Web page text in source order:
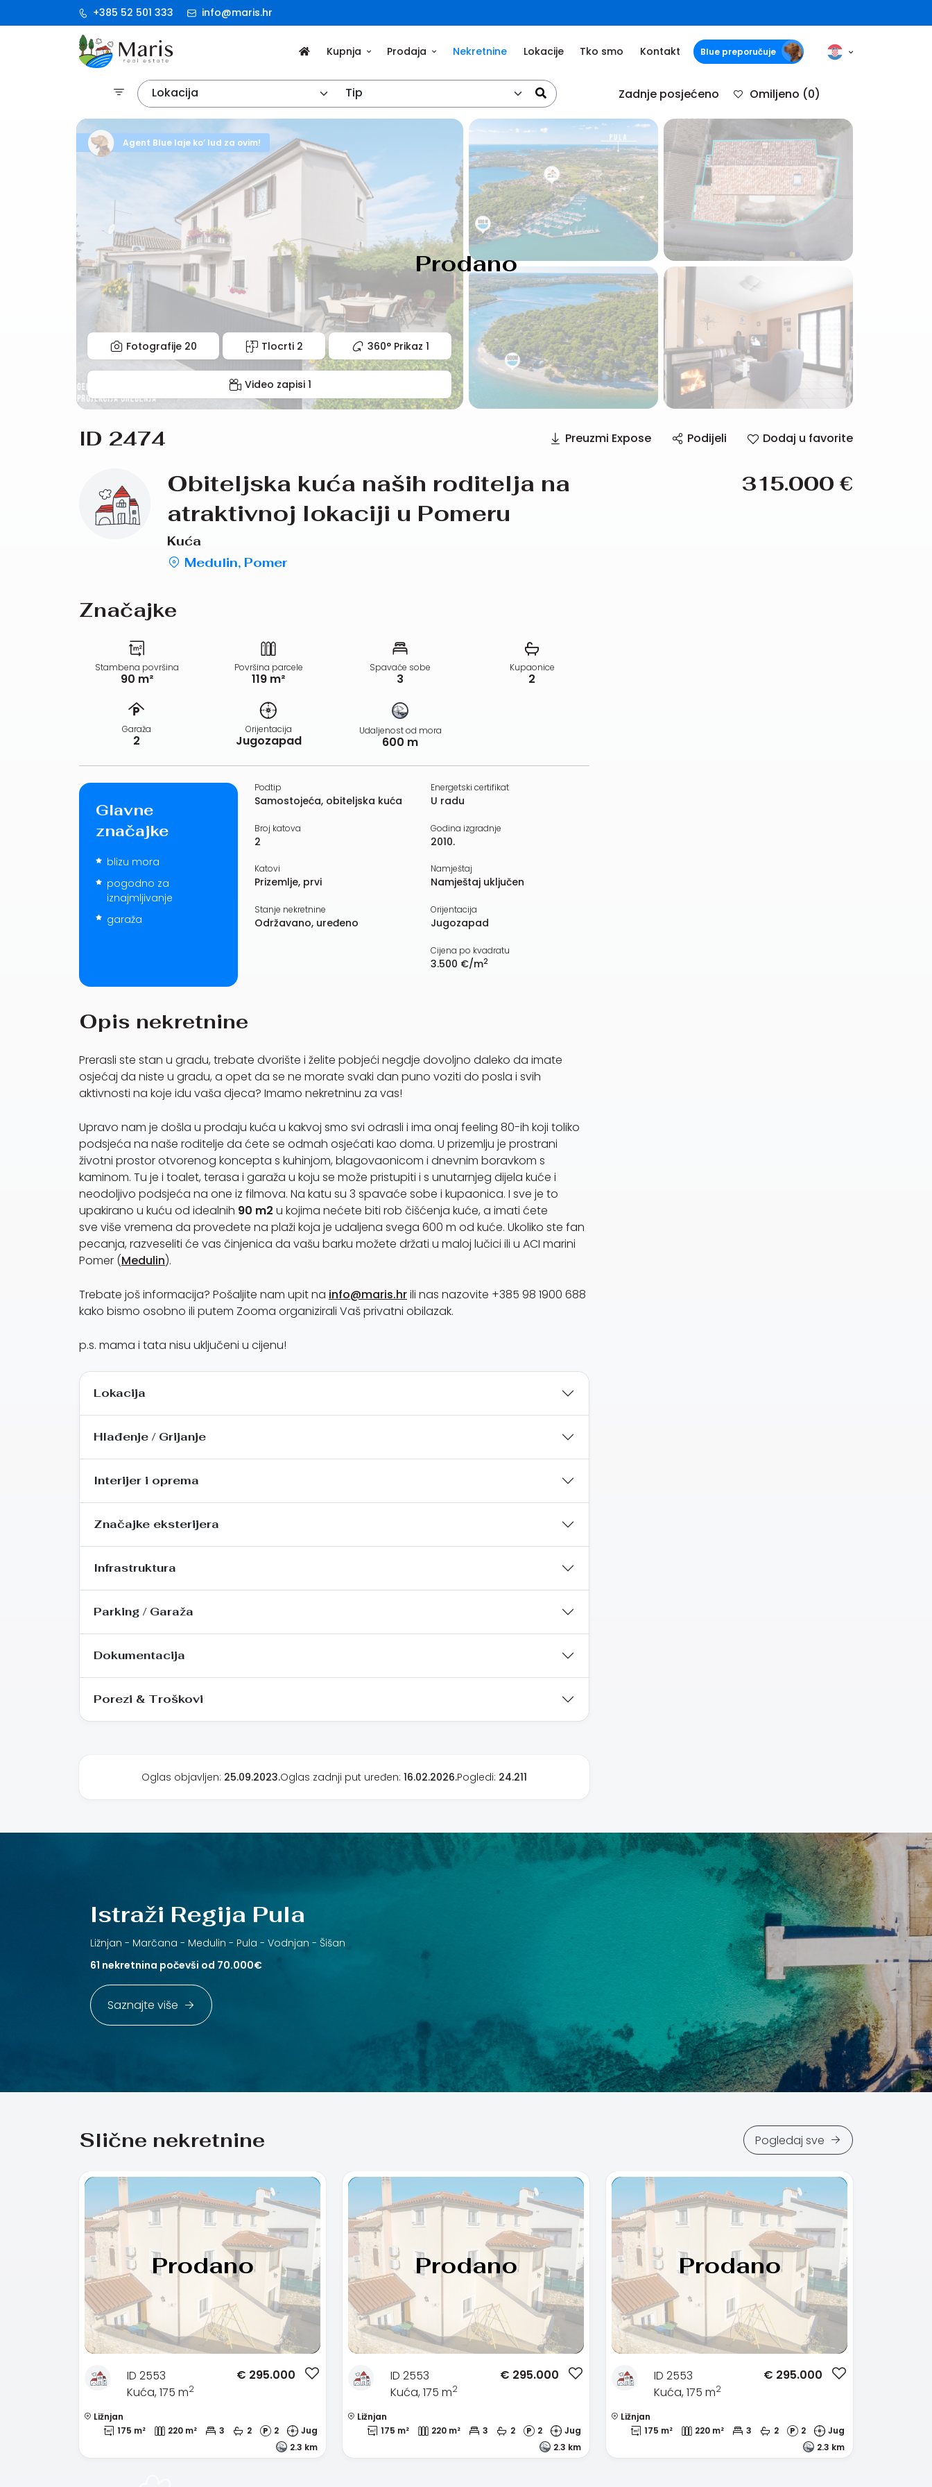
+385 52 501 333 info@maris.hr
Kupnja Prodaja Nekretnine Lokacije Tko smo Kontakt Blue preporučuje
Lokacija Tip Zadnje posjećeno Omiljeno (0)
Prodano
Agent Blue laje ko’ lud za ovim!
Fotografije 20 Tlocrti 2 360° Prikaz1
Video zapisi 1
ID 2474 Preuzmi Expose Podijeli Dodaj u favorite
Obiteljska kuća naših roditelja na
atraktivnoj lokaciji u Pomeru
Kuća
Medulin, Pomer
315.000 €
Značajke
Stambena površina
90 m²
Površina parcele
119 m²
Spavaće sobe
3
Kupaonice
2
Garaža
2
Orijentacija
Jugozapad
Udaljenost od mora
600 m
Glavne
značajke
blizu mora
pogodno za
iznajmljivanje
garaža
Podtip
Samostojeća, obiteljska kuća
Broj katova
2
Katovi
Prizemlje, prvi
Stanje nekretnine
Održavano, uređeno
Energetski certifikat
U radu
Godina izgradnje
2010.
Namještaj
Namještaj uključen
Orijentacija
Jugozapad
Cijena po kvadratu
3.500 €/m2
Opis nekretnine
Prerasli ste stan u gradu, trebate dvorište i želite pobjeći negdje dovoljno daleko da imate
osjećaj da niste u gradu, a opet da se ne morate svaki dan puno voziti do posla i svih
aktivnosti na koje idu vaša djeca? Imamo nekretninu za vas!
Upravo nam je došla u prodaju kuća u kakvoj smo svi odrasli i ima onaj feeling 80-ih koji toliko
podsjeća na naše roditelje da ćete se odmah osjećati kao doma. U prizemlju je prostrani
životni prostor otvorenog koncepta s kuhinjom, blagovaonicom i dnevnim boravkom s
kaminom. Tu je i toalet, terasa i garaža u koju se može pristupiti i s unutarnjeg dijela kuće i
neodoljivo podsjeća na one iz filmova. Na katu su 3 spavaće sobe i kupaonica. I sve je to
upakirano u kuću od idealnih 90 m2 u kojima nećete biti rob čišćenja kuće, a imati ćete
sve više vremena da provedete na plaži koja je udaljena svega 600 m od kuće. Ukoliko ste fan
pecanja, razveseliti će vas činjenica da vašu barku možete držati u maloj lučici ili u ACI marini
Pomer (Medulin).
Trebate još informacija? Pošaljite nam upit na info@maris.hrili nas nazovite +385 98 1900 688
kako bismo osobno ili putem Zooma organizirali Vaš privatni obilazak.
p.s. mama i tata nisu uključeni u cijenu!
Lokacija
Hlađenje / Grijanje
Interijer i oprema
Značajke eksterijera
Infrastruktura
Parking / Garaža
Dokumentacija
Porezi & Troškovi
Oglas objavljen: 25.09.2023.Oglas zadnji put uređen: 16.02.2026.Pogledi: 24.211
Istraži Regija Pula
Ližnjan - Marčana - Medulin - Pula - Vodnjan - Šišan
61 nekretnina počevši od 70.000€
Saznajte više
Slične nekretnine Pogledaj sve
Prodano
ID 2553
Kuća, 175 m2
€ 295.000
Ližnjan
175 m²
220 m² 3 2 2
Jug
2.3 km
Prodano
ID 2553
Kuća, 175 m2
€ 295.000
Ližnjan
175 m²
220 m² 3 2 2
Jug
2.3 km
Prodano
ID 2553
Kuća, 175 m2
€ 295.000
Ližnjan
175 m²
220 m² 3 2 2
Jug
2.3 km